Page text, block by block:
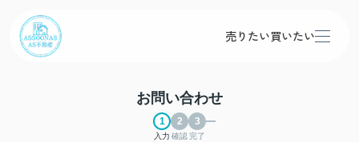
売りたい買いたい
お問い合わせ
入力 確認完了